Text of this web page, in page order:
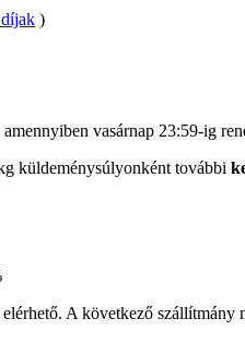
)
vasárnap 23:59-ig
küldeménysúlyonként további
A következő